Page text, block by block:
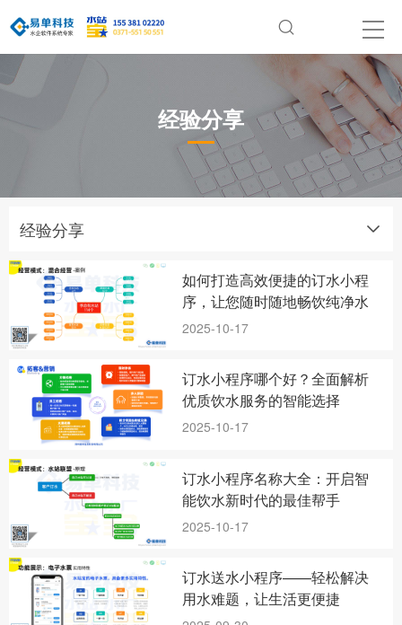
经验分享
经验分享
如何打造高效便捷的订水小程
序，让您随时随地畅饮纯净水
2025-10-17
订水小程序哪个好？全面解析
优质饮水服务的智能选择
2025-10-17
订水小程序名称大全：开启智
能饮水新时代的最佳帮手
2025-10-17
订水送水小程序——轻松解决
用水难题，让生活更便捷